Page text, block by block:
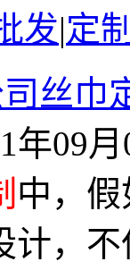
发|定
丝巾
年09
中，
计，